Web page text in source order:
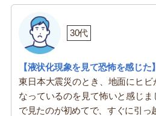
30代
【液状化現象を見て恐怖を感じた】
東日本大震災のとき、地面にヒビ
なっているのを見て怖いと感じ
で見たのが初めてで、すぐに引っ